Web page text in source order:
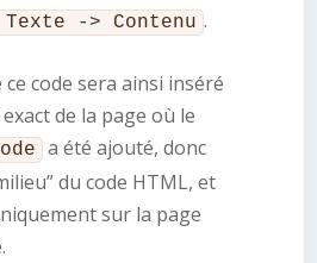
-> Contenu .
code sera ainsi inséré
de la page où le
a été ajouté, donc
du code HTML, et
sur la page